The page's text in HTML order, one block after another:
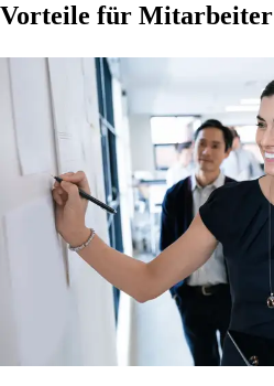
Vorteile für Mitarbeiter